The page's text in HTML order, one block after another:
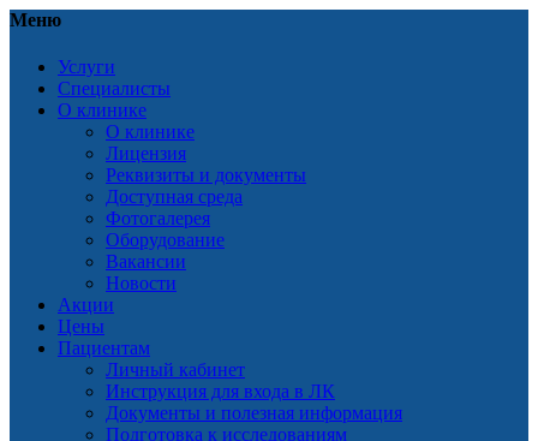
Меню
Услуги
Специалисты
О клинике
О клинике
Лицензия
Реквизиты и документы
Доступная среда
Фотогалерея
Оборудование
Вакансии
Новости
Акции
Цены
Пациентам
Личный кабинет
Инструкция для входа в ЛК
Документы и полезная информация
Подготовка к исследованиям